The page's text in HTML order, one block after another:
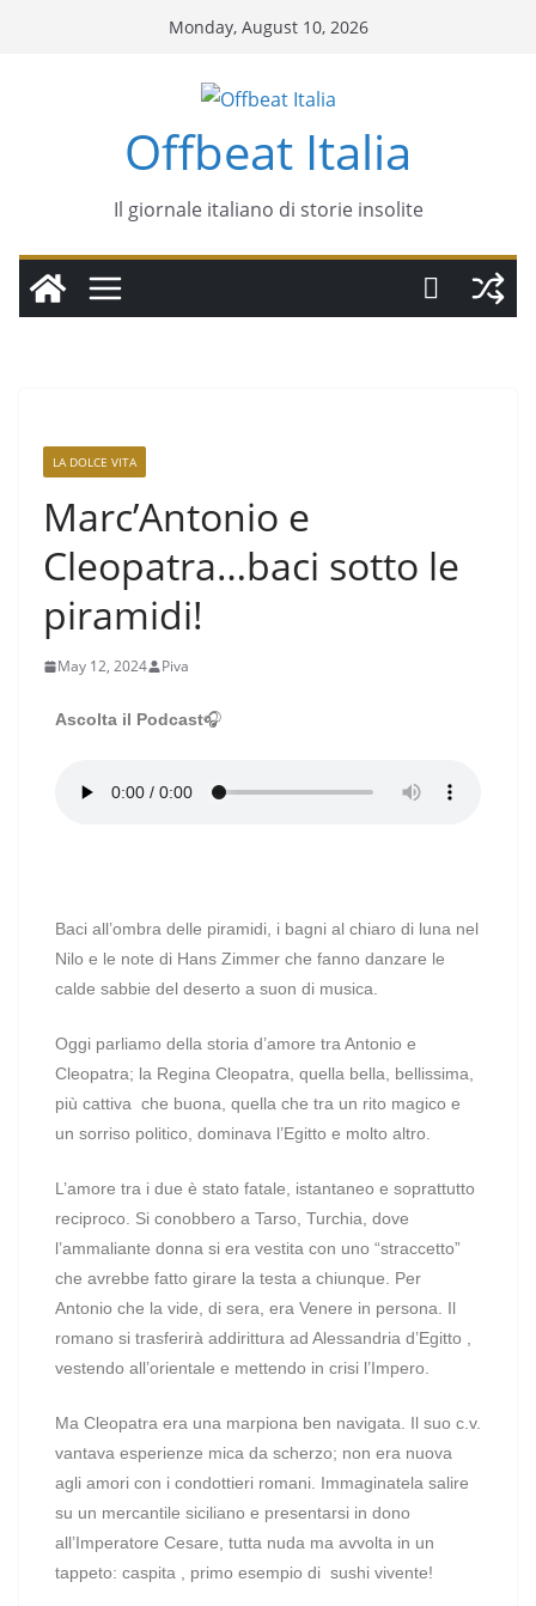
Monday, August 10, 2026
Offbeat Italia
Il giornale italiano di storie insolite
LA DOLCE VITA
Marc’Antonio e
Cleopatra…baci sotto le
piramidi!
May 12, 2024 Piva
Ascolta il Podcast🎧
Baci all’ombra delle piramidi, i bagni al chiaro di luna nel
Nilo e le note di Hans Zimmer che fanno danzare le
calde sabbie del deserto a suon di musica.
Oggi parliamo della storia d’amore tra Antonio e
Cleopatra; la Regina Cleopatra, quella bella, bellissima,
più cattiva che buona, quella che tra un rito magico e
un sorriso politico, dominava l’Egitto e molto altro.
L’amore tra i due è stato fatale, istantaneo e soprattutto
reciproco. Si conobbero a Tarso, Turchia, dove
l’ammaliante donna si era vestita con uno “straccetto”
che avrebbe fatto girare la testa a chiunque. Per
Antonio che la vide, di sera, era Venere in persona. Il
romano si trasferirà addirittura ad Alessandria d’Egitto ,
vestendo all’orientale e mettendo in crisi l’Impero.
Ma Cleopatra era una marpiona ben navigata. Il suo c.v.
vantava esperienze mica da scherzo; non era nuova
agli amori con i condottieri romani. Immaginatela salire
su un mercantile siciliano e presentarsi in dono
all’Imperatore Cesare, tutta nuda ma avvolta in un
tappeto: caspita , primo esempio di sushi vivente!